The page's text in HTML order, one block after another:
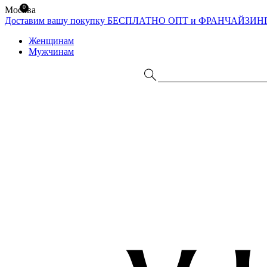
Москва
Доставим вашу покупку БЕСПЛАТНО ОПТ и
Женщинам
Мужчинам
0